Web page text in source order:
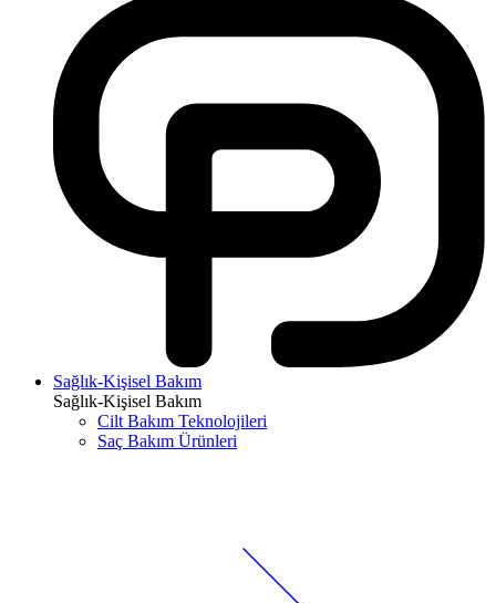
Sağlık-Kişisel Bakım
Sağlık-Kişisel Bakım
Cilt Bakım Teknolojileri
Saç Bakım Ürünleri